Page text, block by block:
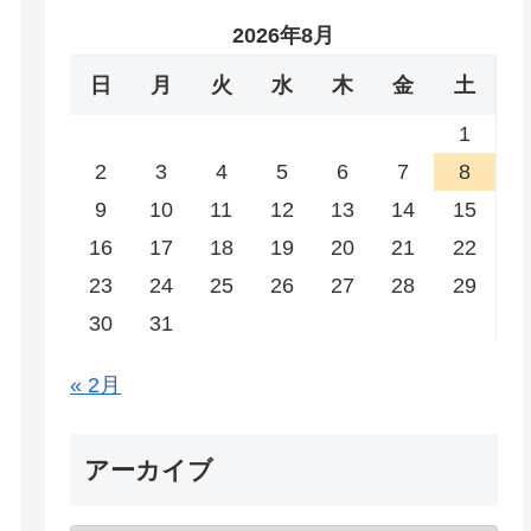
2026年8月
日 月 火 水 木 金 土
1
2
3 4 5 6 7
8
9
10 11 12 13 14
15
16
17 18 19 20 21
22
23
24 25 26 27 28
29
30
31
« 2月
アーカイブ